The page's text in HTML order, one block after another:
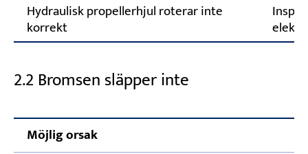
Hydraulisk propellerhjul roterar inte
korrekt
2.2 Bromsen släpper inte
Möjlig orsak